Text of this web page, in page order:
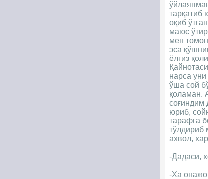
тарқатиб
оқиб
маюс
мен
эса
ёлғиз
нарса
ўша сой
қоламан.
соғиндим
юриб,
тарафга
тўлдириб
ахвол,
-Дадаси,
-Ха